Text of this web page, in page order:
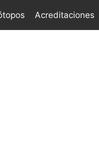
Acreditaciones